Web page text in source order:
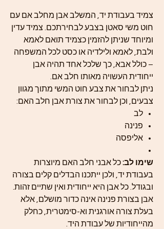
צמיד בעבודת יד, המשלב אבן מחלב אם עם
חוט משי סאטן בצבע לבחירתכם. צמיד עדין
ומיוחד שניתן להזמין כצמיד תואם לאמא
ולבת, לאמא ולילדיה או כסט לכל המשפחה
– כולל אבא, כך שלכל אחד תהיה אבן
ייחודית העשויה מאותו חלב אם.
ניתן לבחור את צבע חוט המשי מתוך מגוון
צבעים, וכן לבחור את צורת אבן חלב האם:
לב
פנינה
אליפסה
שימו לב:כל אבני חלב האם מיוצרות
בעבודת יד, ולכן ייתכנו הבדלים קלים בצורה
ובגודל. כל אבן היא ייחודית ואין שתיים זהות.
אבן בצורת פנינה אינה כדור מושלם, אלא
בעלת צורה אורגנית וא-סימטרית, כחלק
מהייחודיות של עבודת היד.